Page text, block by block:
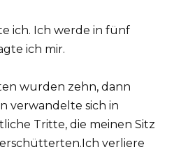
ich. Ich werde in fünf
ich mir.
wurden zehn, dann
verwandelte sich in
Tritte, die meinen Sitz
verliere